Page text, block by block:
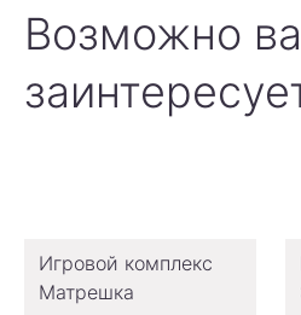
Возможно
Игровой комплекс
Матрешка